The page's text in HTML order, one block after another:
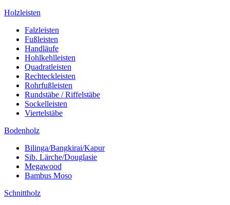
Holzleisten
Falzleisten
Fußleisten
Handläufe
Hohlkehlleisten
Quadratleisten
Rechteckleisten
Rohrfußleisten
Rundstäbe / Riffelstäbe
Sockelleisten
Viertelstäbe
Bodenholz
Bilinga/Bangkirai/Kapur
Sib. Lärche/Douglasie
Megawood
Bambus Moso
Schnittholz